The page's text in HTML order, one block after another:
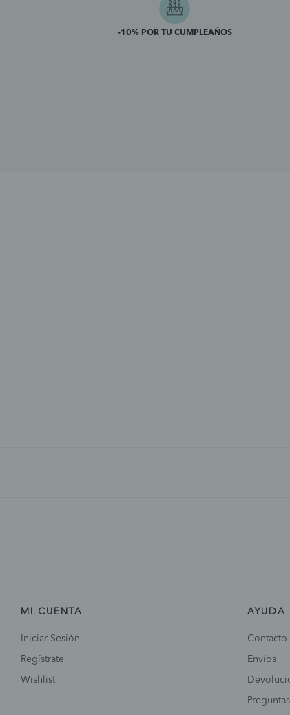
-10% POR TU CUMPLEAÑOS
MI CUENTA
Iniciar Sesión
Regístrate
Wishlist
AYUDA
Contacto
Envíos